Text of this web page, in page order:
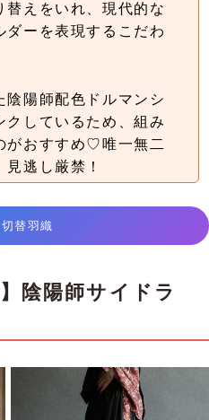
替えをいれ、現代的な
ダーを表現するこだわ
陰陽師配色ドルマンシ
クしているため、組み
がおすすめ♡唯一無二
逃し厳禁！
替羽織
陰陽師サイドラ